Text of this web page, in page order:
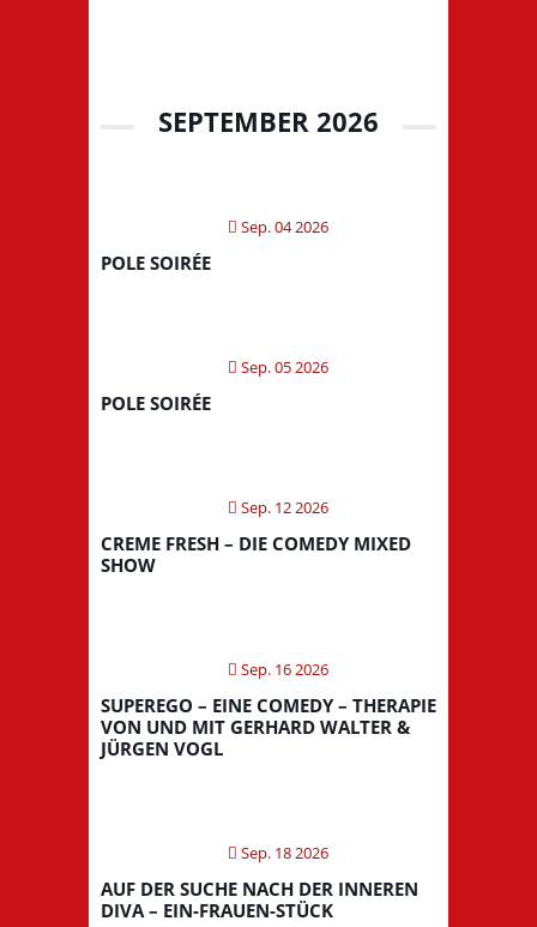
SEPTEMBER 2026
Sep. 04 2026
POLE SOIRÉE
Sep. 05 2026
POLE SOIRÉE
Sep. 12 2026
CREME FRESH – DIE COMEDY MIXED
SHOW
Sep. 16 2026
SUPEREGO – EINE COMEDY – THERAPIE
VON UND MIT GERHARD WALTER &
JÜRGEN VOGL
Sep. 18 2026
AUF DER SUCHE NACH DER INNEREN
DIVA – EIN-FRAUEN-STÜCK